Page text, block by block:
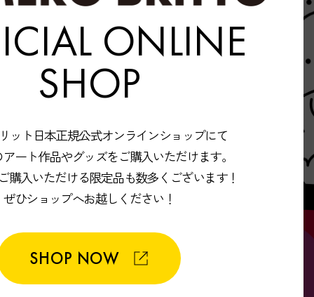
ONLINE
SHOP
ット日本正規公式オンラインショップにて
ート作品やグッズをご購入いただけます。
購入いただける限定品も数多くございます！
ぜひショップへお越しください！
SHOP NOW